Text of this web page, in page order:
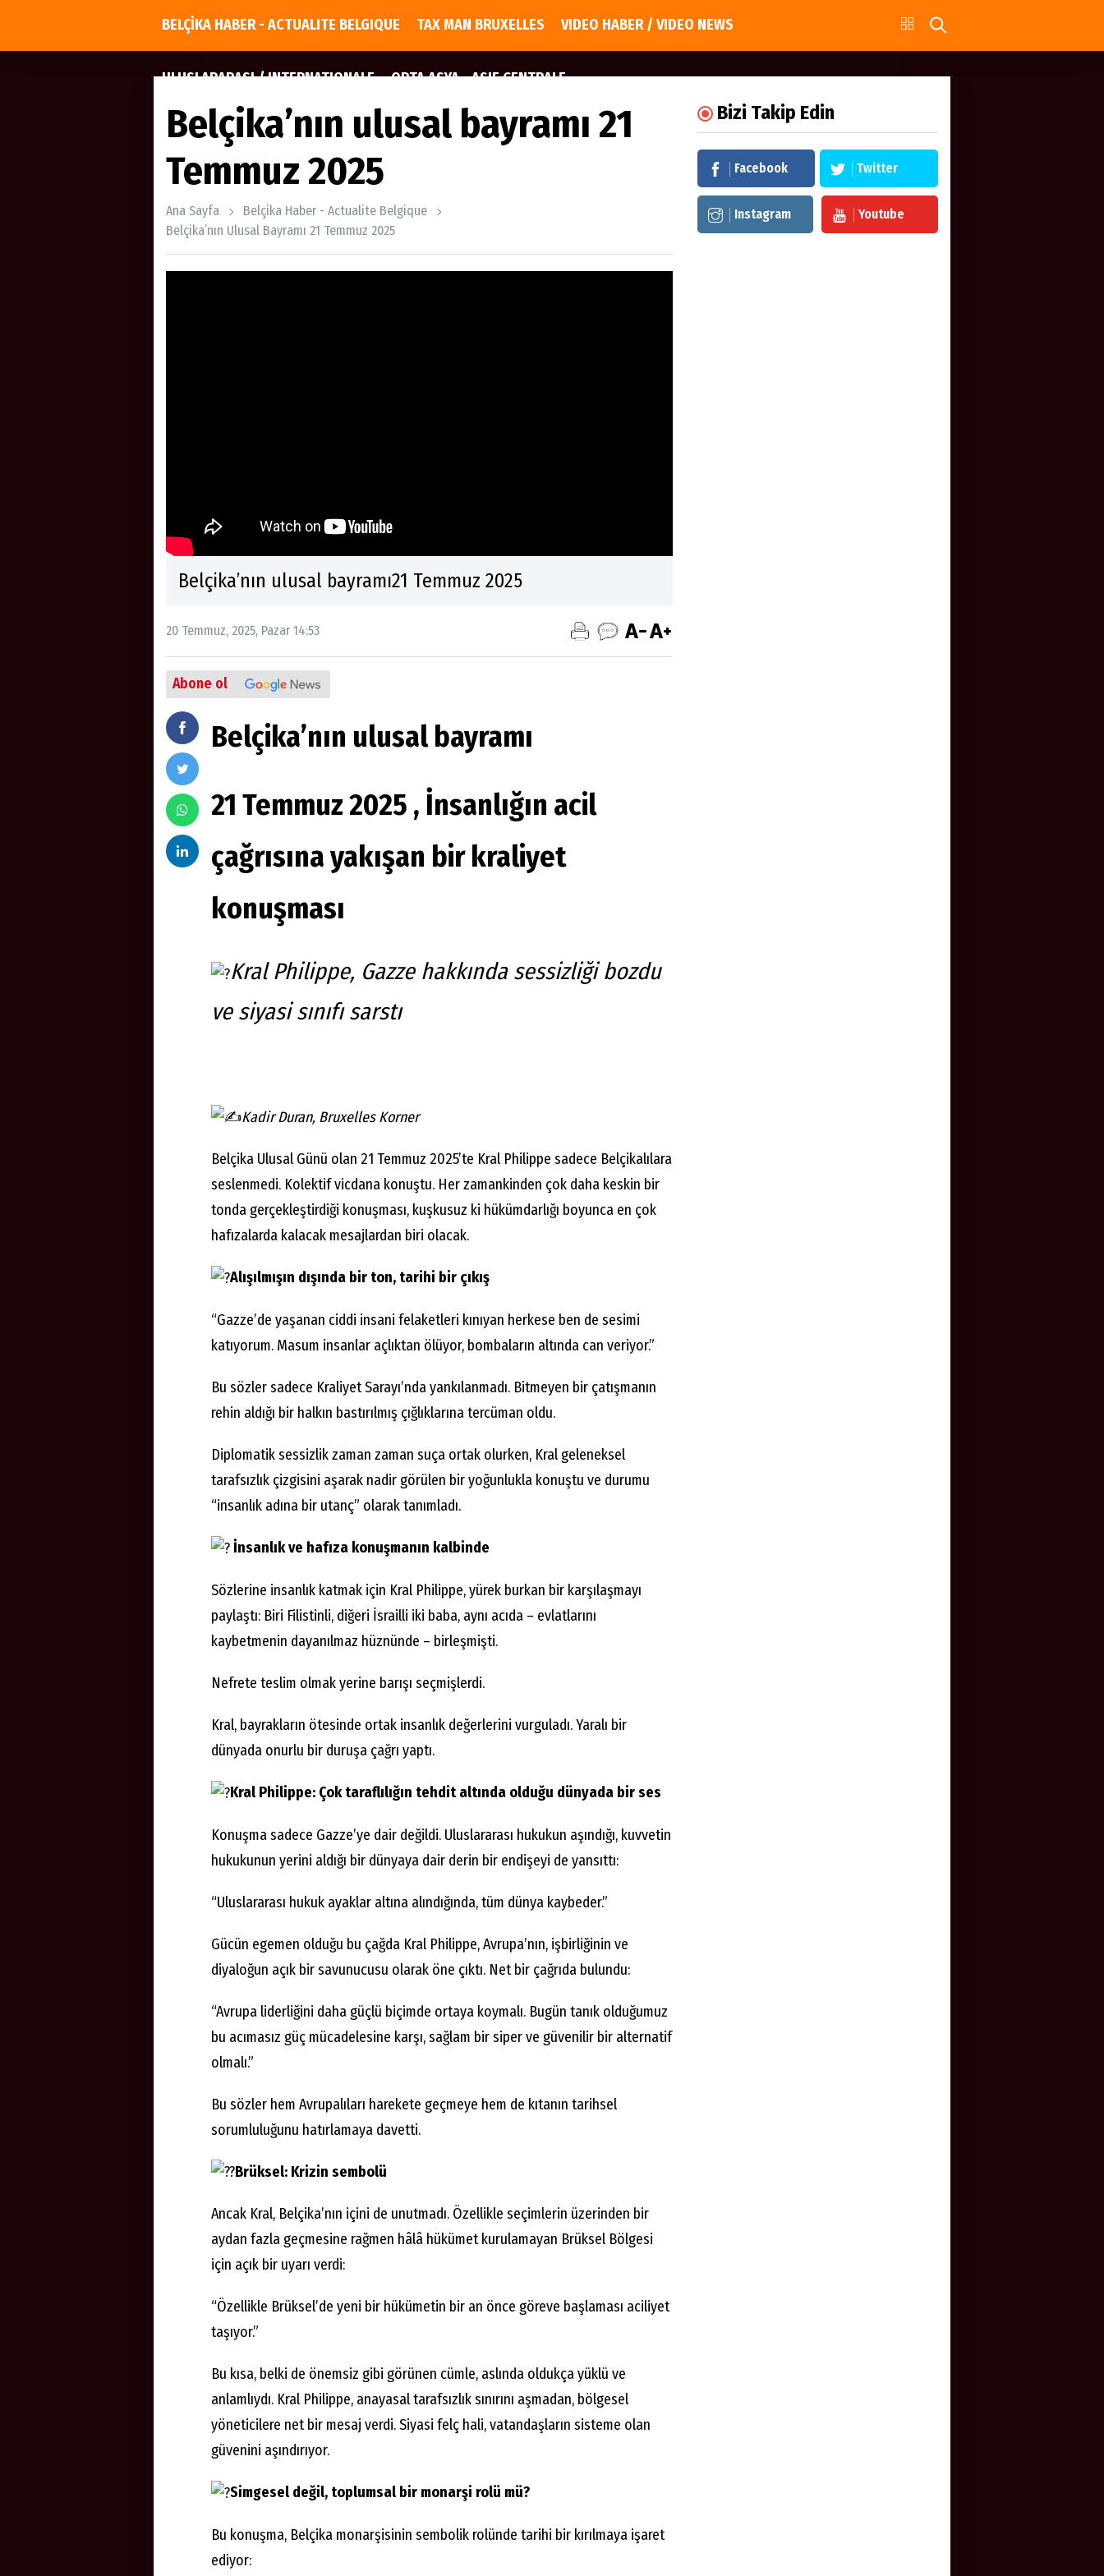
BELÇİKA HABER - ACTUALITE BELGIQUE TAX MAN BRUXELLES VIDEO HABER / VIDEO NEWS
ULUSLARARASI / INTERNATIONALE ORTA ASYA - ASIE CENTRALE
Belçika’nın ulusal bayramı 21
Temmuz 2025
Ana Sayfa
Belçi̇ka Haber - Actualite Belgique
Belçika’nın Ulusal Bayramı 21 Temmuz 2025
Belçika’nın ulusal bayramı21 Temmuz 2025
20 Temmuz, 2025, Pazar 14:53
Abone ol
Belçika’nın ulusal bayramı
21 Temmuz 2025 , İnsanlığın acil
çağrısına yakışan bir kraliyet
konuşması
Kral Philippe, Gazze hakkında sessizliği bozdu
ve siyasi sınıfı sarstı
Kadir Duran, Bruxelles Korner
Belçika Ulusal Günü olan 21 Temmuz 2025’te Kral Philippe sadece Belçikalılara
seslenmedi. Kolektif vicdana konuştu. Her zamankinden çok daha keskin bir
tonda gerçekleştirdiği konuşması, kuşkusuz ki hükümdarlığı boyunca en çok
hafızalarda kalacak mesajlardan biri olacak.
Alışılmışın dışında bir ton, tarihi bir çıkış
“Gazze’de yaşanan ciddi insani felaketleri kınıyan herkese ben de sesimi
katıyorum. Masum insanlar açlıktan ölüyor, bombaların altında can veriyor.”
Bu sözler sadece Kraliyet Sarayı’nda yankılanmadı. Bitmeyen bir çatışmanın
rehin aldığı bir halkın bastırılmış çığlıklarına tercüman oldu.
Diplomatik sessizlik zaman zaman suça ortak olurken, Kral geleneksel
tarafsızlık çizgisini aşarak nadir görülen bir yoğunlukla konuştu ve durumu
“insanlık adına bir utanç” olarak tanımladı.
İnsanlık ve hafıza konuşmanın kalbinde
Sözlerine insanlık katmak için Kral Philippe, yürek burkan bir karşılaşmayı
paylaştı: Biri Filistinli, diğeri İsrailli iki baba, aynı acıda – evlatlarını
kaybetmenin dayanılmaz hüznünde – birleşmişti.
Nefrete teslim olmak yerine barışı seçmişlerdi.
Kral, bayrakların ötesinde ortak insanlık değerlerini vurguladı. Yaralı bir
dünyada onurlu bir duruşa çağrı yaptı.
Kral Philippe: Çok taraflılığın tehdit altında olduğu dünyada bir ses
Konuşma sadece Gazze’ye dair değildi. Uluslararası hukukun aşındığı, kuvvetin
hukukunun yerini aldığı bir dünyaya dair derin bir endişeyi de yansıttı:
“Uluslararası hukuk ayaklar altına alındığında, tüm dünya kaybeder.”
Gücün egemen olduğu bu çağda Kral Philippe, Avrupa’nın, işbirliğinin ve
diyaloğun açık bir savunucusu olarak öne çıktı. Net bir çağrıda bulundu:
“Avrupa liderliğini daha güçlü biçimde ortaya koymalı. Bugün tanık olduğumuz
bu acımasız güç mücadelesine karşı, sağlam bir siper ve güvenilir bir alternatif
olmalı.”
Bu sözler hem Avrupalıları harekete geçmeye hem de kıtanın tarihsel
sorumluluğunu hatırlamaya davetti.
Brüksel: Krizin sembolü
Ancak Kral, Belçika’nın içini de unutmadı. Özellikle seçimlerin üzerinden bir
aydan fazla geçmesine rağmen hâlâ hükümet kurulamayan Brüksel Bölgesi
için açık bir uyarı verdi:
“Özellikle Brüksel’de yeni bir hükümetin bir an önce göreve başlaması aciliyet
taşıyor.”
Bu kısa, belki de önemsiz gibi görünen cümle, aslında oldukça yüklü ve
anlamlıydı. Kral Philippe, anayasal tarafsızlık sınırını aşmadan, bölgesel
yöneticilere net bir mesaj verdi. Siyasi felç hali, vatandaşların sisteme olan
güvenini aşındırıyor.
Simgesel değil, toplumsal bir monarşi rolü mü?
Bu konuşma, Belçika monarşisinin sembolik rolünde tarihi bir kırılmaya işaret
ediyor:
Bizi Takip Edin
Facebook Twitter
Instagram Youtube